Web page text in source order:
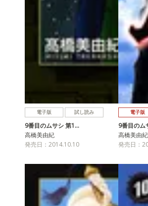
電子版 試し読み
9番目のムサシ 第1…
高橋美由紀
発売日：2014.10.10
電子版
9番目のム
高橋美由紀
発売日：